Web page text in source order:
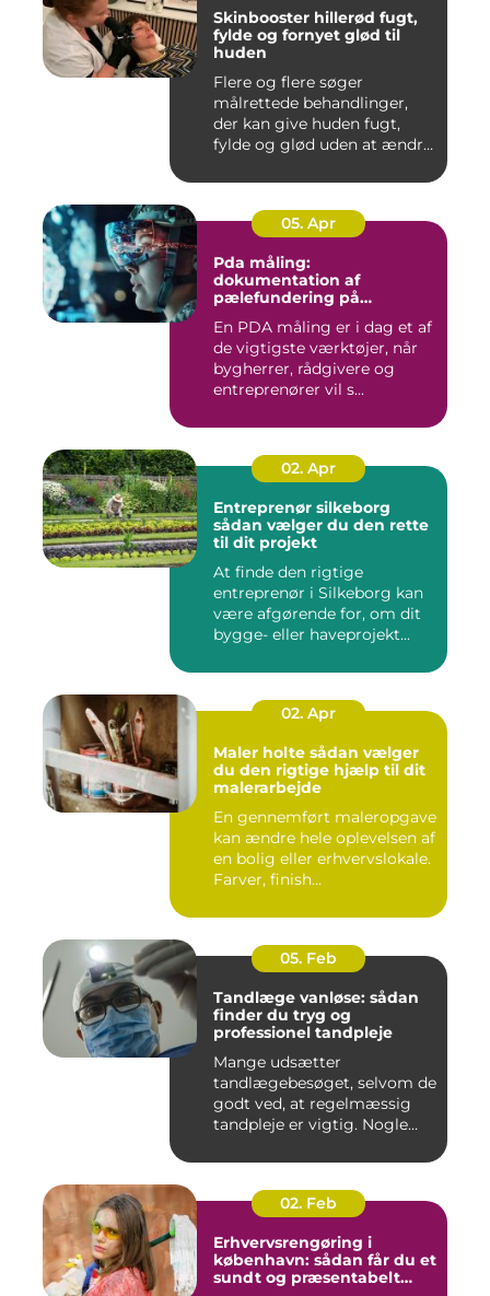
Skinbooster hillerød fugt,
fylde og fornyet glød til
huden
Flere og flere søger
målrettede behandlinger,
der kan give huden fugt,
fylde og glød uden at ændre
05. Apr
Pda måling:
dokumentation af
pælefundering på
En PDA måling er i dag et af
de vigtigste værktøjer, når
bygherrer, rådgivere og
entreprenører vil s...
02. Apr
Entreprenør silkeborg
sådan vælger du den rette
til dit projekt
At finde den rigtige
entreprenør i Silkeborg kan
være afgørende for, om dit
bygge- eller haveprojekt...
02. Apr
Maler holte sådan vælger
du den rigtige hjælp til dit
malerarbejde
En gennemført maleropgave
kan ændre hele oplevelsen af
en bolig eller erhvervslokale.
Farver, finish...
05. Feb
Tandlæge vanløse: sådan
finder du tryg og
professionel tandpleje
Mange udsætter
tandlægebesøget, selvom de
godt ved, at regelmæssig
tandpleje er vigtig. Nogle
02. Feb
Erhvervsrengøring i
københavn: sådan får du et
sundt og præsentabelt